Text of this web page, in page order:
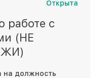
Открыта
работе с
(НЕ
на должность